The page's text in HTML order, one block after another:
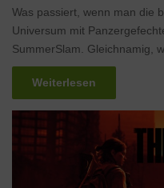
Was passiert, wenn man die
Universum mit
SummerSlam. Gleichnamig,
Weiterlesen